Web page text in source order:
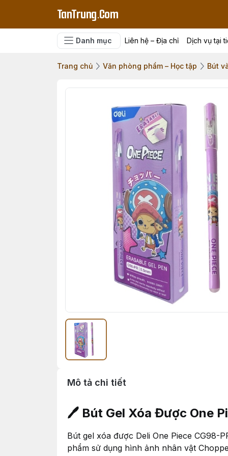
TanTrung.Com
Danh mục Liên hệ – Địa chỉ Dịch vụ tại
Trang chủ Văn phòng phẩm – Học tập Bút
Mô tả chi tiết
🖊️ Bút Gel Xóa Được One
Bút gel xóa được Deli One Piece CG98-
phẩm sử dụng hình ảnh nhân vật